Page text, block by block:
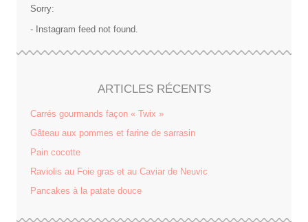
Sorry:
- Instagram feed not found.
ARTICLES RÉCENTS
Carrés gourmands façon « Twix »
Gâteau aux pommes et farine de sarrasin
Pain cocotte
Raviolis au Foie gras et au Caviar de Neuvic
Pancakes à la patate douce